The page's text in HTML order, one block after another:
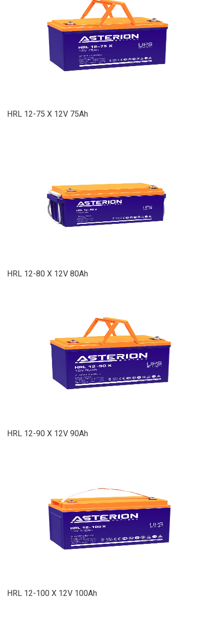
HRL 12-75 X 12V 75Ah
HRL 12-80 X 12V 80Ah
HRL 12-90 X 12V 90Ah
HRL 12-100 X 12V 100Ah